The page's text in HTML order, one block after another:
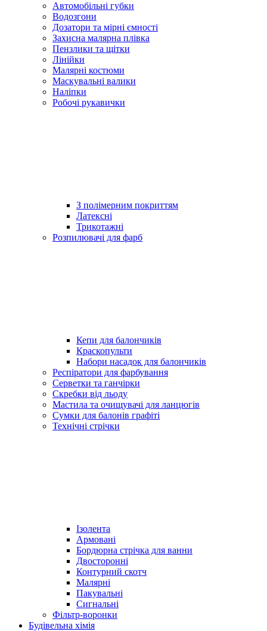
Автомобільні губки
Водозгони
Дозатори та мірні ємності
Захисна малярна плівка
Пензлики та щітки
Лінійки
Малярні костюми
Маскувальні валики
Наліпки
Робочі рукавички
З полімерним покриттям
Латексні
Трикотажні
Розпилювачі для фарб
Кепи для балончиків
Краскопульти
Набори насадок для балончиків
Респіратори для фарбування
Серветки та ганчірки
Скребки від льоду
Мастила та очищувачі для ланцюгів
Сумки для балонів графіті
Технічні стрічки
Ізолента
Армовані
Бордюрна стрічка для ванни
Двосторонні
Контурний скотч
Малярні
Пакувальні
Сигнальні
Фільтр-воронки
Будівельна хімія